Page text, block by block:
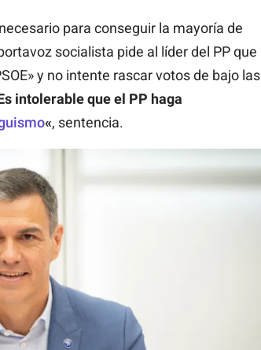
para conseguir la mayoría de
socialista pide al líder del PP que
y no intente rascar votos de bajo las
intolerable que el PP haga
«, sentencia.